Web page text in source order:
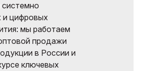
и цифровых
мы работаем
продажи
в России и
ключевых